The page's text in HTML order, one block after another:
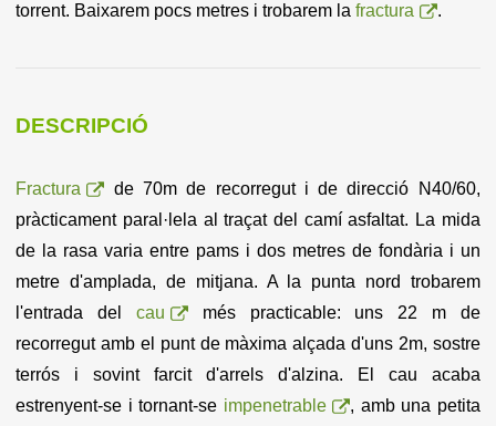
torrent. Baixarem pocs metres i trobarem lafractura .
DESCRIPCIÓ
Fractura
de 70m de recorregut i de direcció N40/60,
pràcticament paral·lela al traçat del camí asfaltat. La mida
de la rasa varia entre pams i dos metres de fondària i un
metre d'amplada, de mitjana. A la punta nord trobarem
l'entrada del cau
més practicable: uns 22 m de
recorregut amb el punt de màxima alçada d'uns 2m, sostre
terrós i sovint farcit d'arrels d'alzina. El cau acaba
estrenyent-se i tornant-se impenetrable
, amb una petita